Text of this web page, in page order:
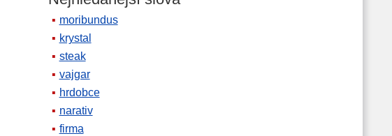
moribundus
krystal
steak
vajgar
hrdobce
narativ
firma